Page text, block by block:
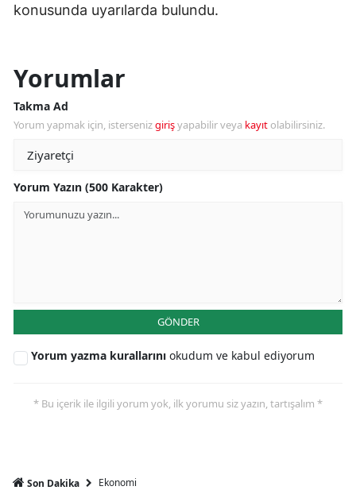
konusunda uyarılarda bulundu.
Yorumlar
Takma Ad
Yorum yapmak için, istersenizgirişyapabilir veya kayıt olabilirsiniz.
Yorum Yazın (500 Karakter)
GÖNDER
Yorum yazma kurallarını okudum ve kabul ediyorum
* Bu içerik ile ilgili yorum yok, ilk yorumu siz yazın, tartışalım *
Son Dakika Ekonomi